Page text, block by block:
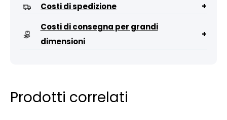
Costi di spedizione +
Costi di consegna per grandi
dimensioni
+
Prodotti correlati